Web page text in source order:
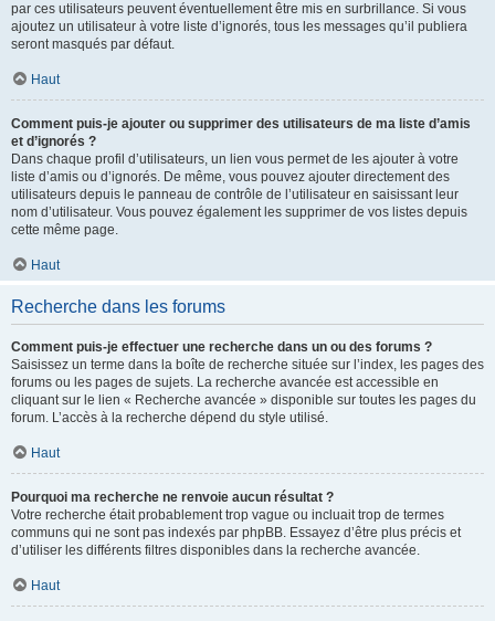
par ces utilisateurs peuvent éventuellement être mis en surbrillance. Si vous
ajoutez un utilisateur à votre liste d’ignorés, tous les messages qu’il publiera
seront masqués par défaut.
Haut
Comment puis-je ajouter ou supprimer des utilisateurs de ma liste d’amis
et d’ignorés ?
Dans chaque profil d’utilisateurs, un lien vous permet de les ajouter à votre
liste d’amis ou d’ignorés. De même, vous pouvez ajouter directement des
utilisateurs depuis le panneau de contrôle de l’utilisateur en saisissant leur
nom d’utilisateur. Vous pouvez également les supprimer de vos listes depuis
cette même page.
Haut
Recherche dans les forums
Comment puis-je effectuer une recherche dans un ou des forums ?
Saisissez un terme dans la boîte de recherche située sur l’index, les pages des
forums ou les pages de sujets. La recherche avancée est accessible en
cliquant sur le lien « Recherche avancée » disponible sur toutes les pages du
forum. L’accès à la recherche dépend du style utilisé.
Haut
Pourquoi ma recherche ne renvoie aucun résultat ?
Votre recherche était probablement trop vague ou incluait trop de termes
communs qui ne sont pas indexés par phpBB. Essayez d’être plus précis et
d’utiliser les différents filtres disponibles dans la recherche avancée.
Haut